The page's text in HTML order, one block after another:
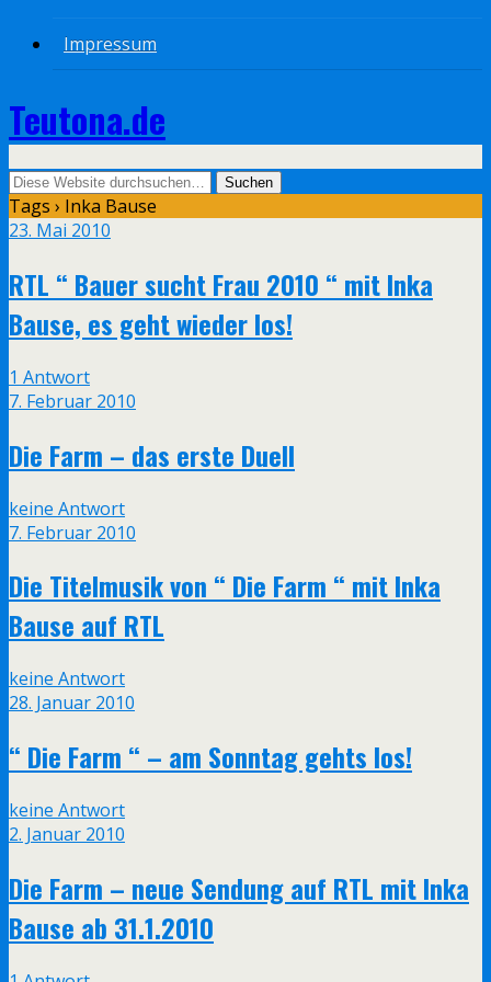
Impressum
Teutona.de
Tags › Inka Bause
23. Mai 2010
RTL “ Bauer sucht Frau 2010 “ mit Inka
Bause, es geht wieder los!
1 Antwort
7. Februar 2010
Die Farm – das erste Duell
keine Antwort
7. Februar 2010
Die Titelmusik von “ Die Farm “ mit Inka
Bause auf RTL
keine Antwort
28. Januar 2010
“ Die Farm “ – am Sonntag gehts los!
keine Antwort
2. Januar 2010
Die Farm – neue Sendung auf RTL mit Inka
Bause ab 31.1.2010